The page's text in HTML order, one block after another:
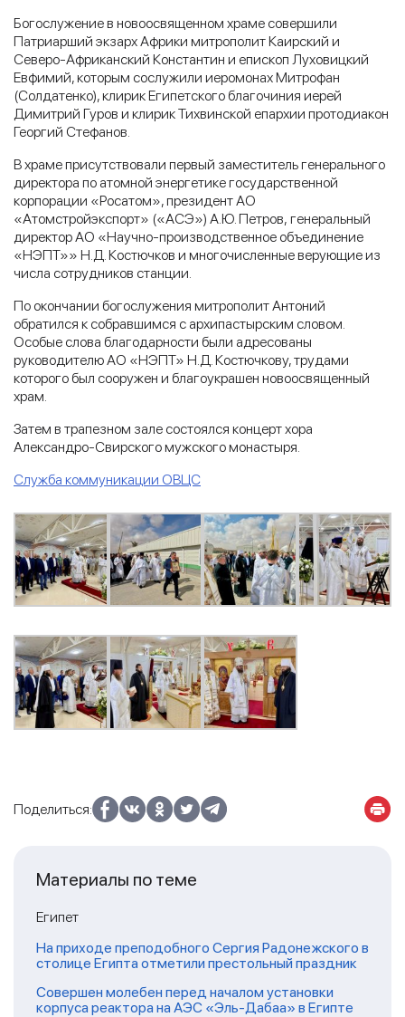
Богослужение в новоосвященном храме совершили
Патриарший экзарх Африки митрополит Каирский и
Северо-Африканский Константин и епископ Луховицкий
Евфимий, которым сослужили иеромонах Митрофан
(Солдатенко), клирик Египетского благочиния иерей
Димитрий Гуров и клирик Тихвинской епархии протодиакон
Георгий Стефанов.
В храме присутствовали первый заместитель генерального
директора по атомной энергетике государственной
корпорации «Росатом», президент АО
«Атомстройэкспорт» («АСЭ») А.Ю. Петров, генеральный
директор АО «Научно-производственное объединение
«НЭПТ»» Н.Д. Костючков и многочисленные верующие из
числа сотрудников станции.
По окончании богослужения митрополит Антоний
обратился к собравшимся с архипастырским словом.
Особые слова благодарности были адресованы
руководителю АО «НЭПТ» Н.Д. Костючкову, трудами
которого был сооружен и благоукрашен новоосвященный
храм.
Затем в трапезном зале состоялся концерт хора
Александро-Свирского мужского монастыря.
Служба коммуникации ОВЦС
Поделиться:
Материалы по теме
Египет
На приходе преподобного Сергия Радонежского в
столице Египта отметили престольный праздник
Совершен молебен перед началом установки
корпуса реактора на АЭС «Эль-Дабаа» в Египте